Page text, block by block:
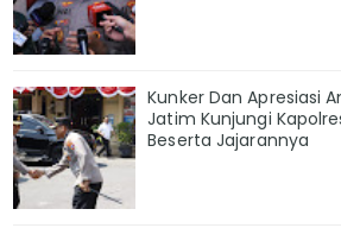
Kunker Dan Apresiasi
Jatim Kunjungi
Beserta Jajarannya